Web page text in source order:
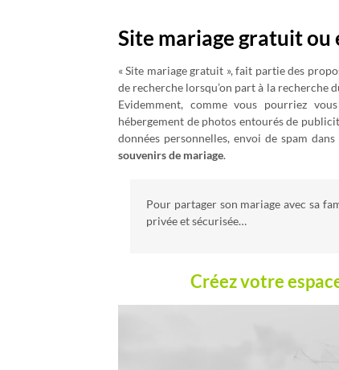
Site mariage gratuit ou
« Site mariage gratuit », fait partie des
de recherche lorsqu’on part à la recherche
Evidemment, comme vous pourriez
hébergement de photos entourés de
données personnelles, envoi de spam
souvenirs de mariage.
Pour partager son mariage avec sa
privée et sécurisée…
Créez votre